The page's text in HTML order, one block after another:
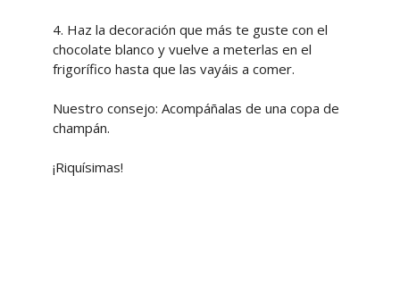
4. Haz la decoración que más te guste con el
chocolate blanco y vuelve a meterlas en el
frigorífico hasta que las vayáis a comer.
Nuestro consejo: Acompáñalas de una copa de
champán.
¡Riquísimas!